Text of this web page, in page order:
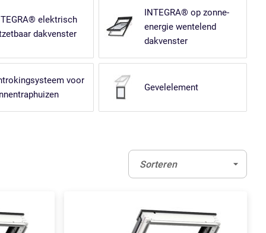
elektrisch
dakvenster
INTEGRA® op zonne-
energie wentelend
dakvenster
voor
Gevelelement
Sorteren:
Sorteren